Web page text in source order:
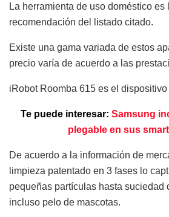
La herramienta de uso doméstico es
recomendación del listado citado.
Existe una gama variada de estos
precio varía de acuerdo a las
iRobot Roomba 615 es el
Te puede interesar: Samsung
plegable en sus
De acuerdo a la información de
limpieza patentado en 3 fases lo
pequeñas partículas hasta suciedad
incluso pelo de mascotas.